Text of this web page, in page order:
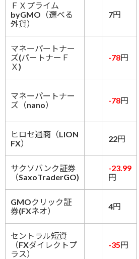
ＦＸプライム
byGMO（選べる
外貨）
7円
マネーパートナー
ズ(パートナーＦ
Ｘ)
-78円
マネーパートナー
ズ（nano）
-78円
ヒロセ通商（LION
FX）
22円
サクソバンク証券
（SaxoTraderGO)
-23.99
円
GMOクリック証
券(FXネオ）
4円
セントラル短資
（FXダイレクトプ
ラス）
-35円